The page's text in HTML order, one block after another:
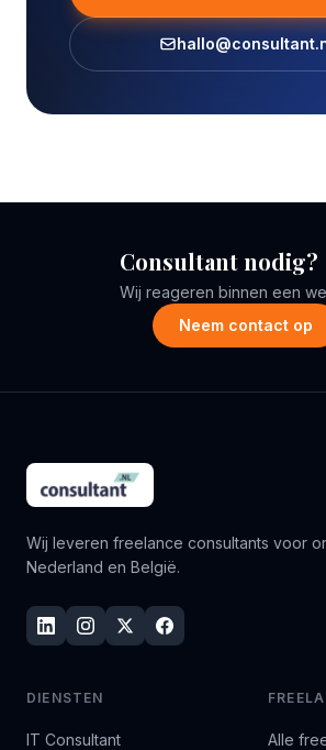
Consultant nodig?
Wij reageren binnen een
Neem contact op
Wij leveren freelance consultants voor
Nederland en België.
DIENSTEN
IT Consultant
Alle